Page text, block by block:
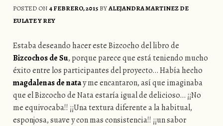
POSTED ON 4 FEBRERO, 2015BYALEJANDRA MARTINEZ DE
EULATE Y REY
Estaba deseando hacer este Bizcocho del libro de
Bizcochos de Su, porque parece que está teniendo mucho
éxito entre los participantes del proyecto… Había hecho
magdalenas de natay me encantaron, así que imaginaba
que el Bizcocho de Nata estaría igual de delicioso… ¡¡No
me equivocaba!! ¡¡Una textura diferente a la habitual,
esponjosa, suave y con mas consistencia!! ¡¡un sabor